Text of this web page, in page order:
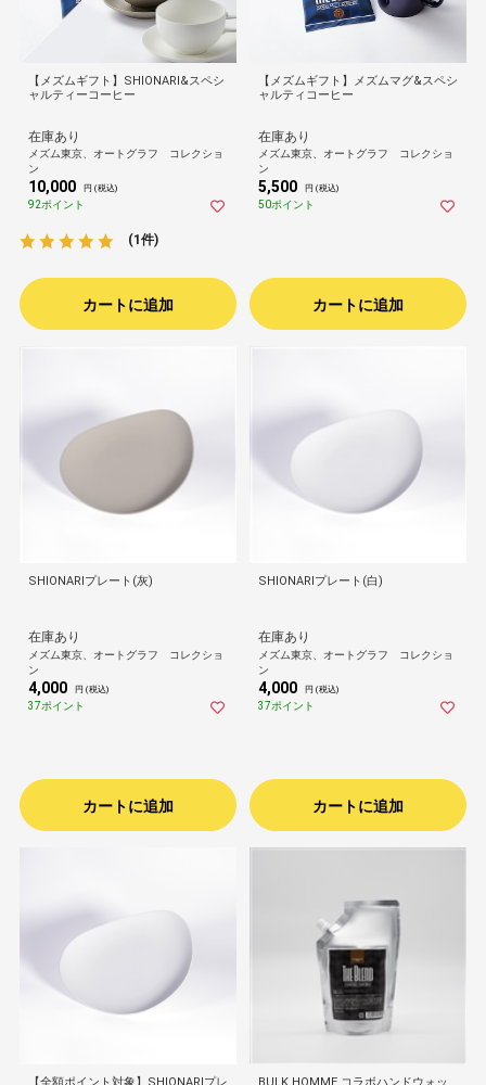
【メズムギフト】SHIONARI&スペシ
ャルティーコーヒー
在庫あり
メズム東京、オートグラフ コレクショ
ン
10,000 円 (税込)
92ポイント
(1件)
カートに追加
【メズムギフト】メズムマグ&スペシ
ャルティコーヒー
在庫あり
メズム東京、オートグラフ コレクショ
ン
5,500 円 (税込)
50ポイント
カートに追加
SHIONARIプレート(灰)
在庫あり
メズム東京、オートグラフ コレクショ
ン
4,000 円 (税込)
37ポイント
カートに追加
SHIONARIプレート(白)
在庫あり
メズム東京、オートグラフ コレクショ
ン
4,000 円 (税込)
37ポイント
カートに追加
【全額ポイント対象】SHIONARIプレ
BULK HOMME コラボハンドウォッ